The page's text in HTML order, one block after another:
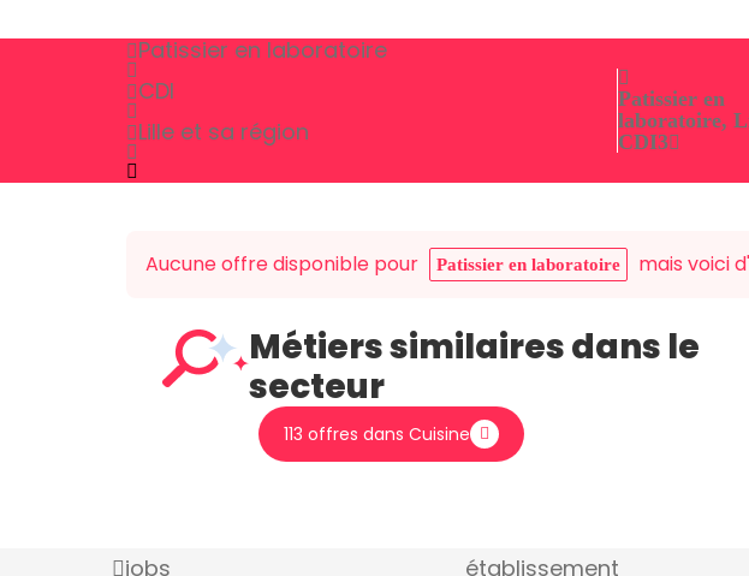
Patissier en laboratoire
CDI
Lille et sa région
Patissier en
laboratoire,
CDI3
Aucune offre disponible pour Patissier en laboratoire mais voici
Métiers similaires dans le
secteur
113 offres dans Cuisine
jobs établissement